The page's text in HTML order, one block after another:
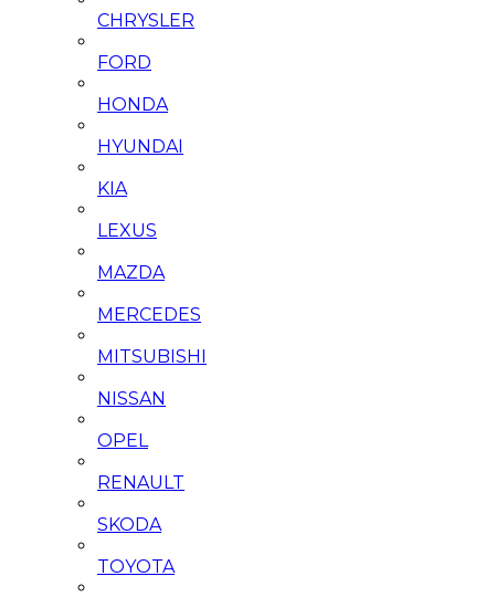
CHRYSLER
FORD
HONDA
HYUNDAI
KIA
LEXUS
MAZDA
MERCEDES
MITSUBISHI
NISSAN
OPEL
RENAULT
SKODA
TOYOTA